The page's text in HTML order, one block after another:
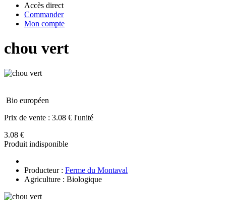
Accès direct
Commander
Mon compte
chou vert
Bio européen
Prix de vente : 3.08 € l'unité
3.08 €
Produit indisponible
Producteur : Ferme du Montaval
Agriculture : Biologique